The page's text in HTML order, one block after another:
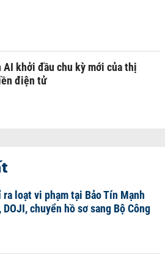
AI khởi đầu chu kỳ mới của thị
điện tử
loạt vi phạm tại Bảo Tín Mạnh
chuyển hồ sơ sang Bộ Công